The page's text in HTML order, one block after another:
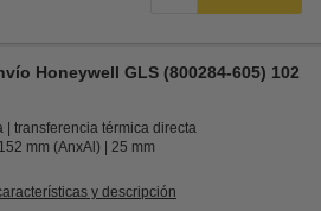
Honeywell GLS (800284-605) 102
transferencia térmica directa
mm (AnxAl)
25 mm
y descripción